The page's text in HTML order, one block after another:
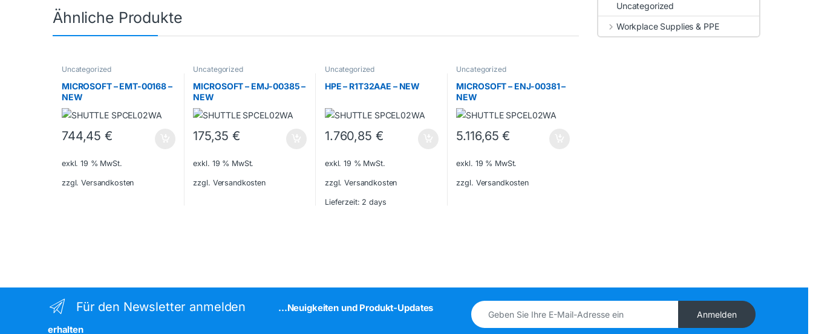
Ähnliche Produkte
Uncategorized
MICROSOFT – EMT-00168 –
NEW
744,45€
exkl. 19 % MwSt.
zzgl. Versandkosten
Uncategorized
MICROSOFT – EMJ-00385 –
NEW
175,35 €
exkl. 19 % MwSt.
zzgl. Versandkosten
Uncategorized
HPE – R1T32AAE – NEW
1.760,85 €
exkl. 19 % MwSt.
zzgl. Versandkosten
Lieferzeit: 2 days
Uncategorized
MICROSOFT – ENJ-00381 –
NEW
5.116,65€
exkl. 19 % MwSt.
zzgl. Versandkosten
Uncategorized
Workplace Supplies & PPE
Für den Newsletter anmelden
...Neuigkeiten und Produkt-Updates
erhalten
Anmelden